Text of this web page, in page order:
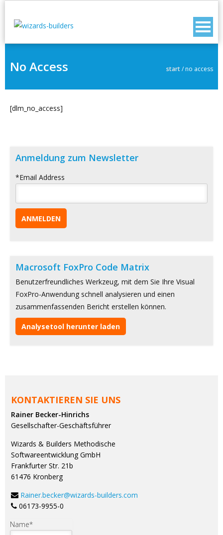
No Access start/ no access
[dlm_no_access]
Anmeldung zum Newsletter
*Email Address
Macrosoft FoxPro Code Matrix
Benutzerfreundliches Werkzeug, mit dem Sie Ihre Visual
FoxPro-Anwendung schnell analysieren und einen
zusammenfassenden Bericht erstellen können.
Analysetool herunter laden
KONTAKTIEREN SIE UNS
Rainer Becker-Hinrichs
Gesellschafter-Geschäftsführer
Wizards & Builders Methodische
Softwareentwicklung GmbH
Frankfurter Str. 21b
61476 Kronberg
Rainer.becker@wizards-builders.com
06173-9955-0
Name*